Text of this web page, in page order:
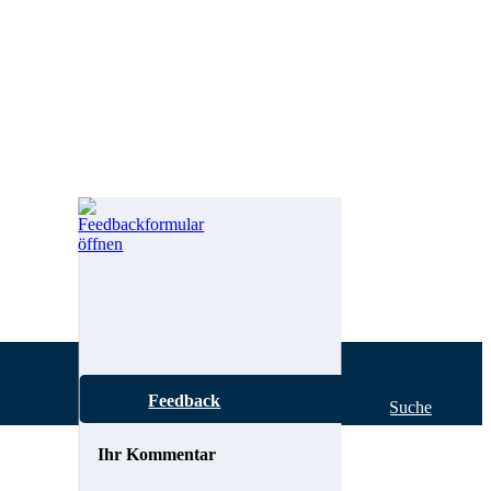
Hilfe zur Suche
Feedback
Ihr Kommentar